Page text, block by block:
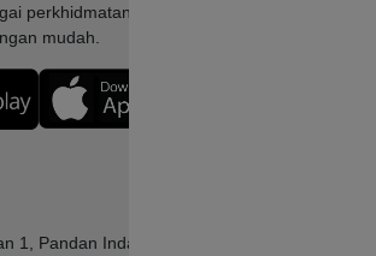
perkhidmatan perubatan
mudah.
1, Pandan Indah, 55100